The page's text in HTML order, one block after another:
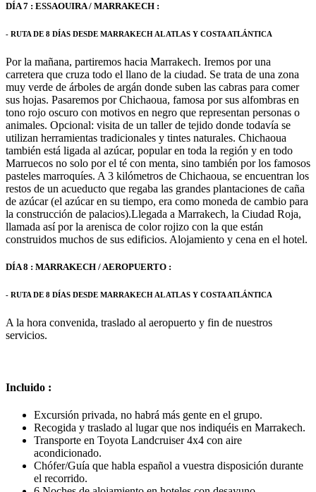
DÍA 7 : ESSAOUIRA / MARRAKECH :
- RUTA DE 8 DÍAS DESDE MARRAKECH AL ATLAS Y COSTA ATLÁNTICA
Por la mañana, partiremos hacia Marrakech. Iremos por una
carretera que cruza todo el llano de la ciudad. Se trata de una zona
muy verde de árboles de argán donde suben las cabras para comer
sus hojas. Pasaremos por Chichaoua, famosa por sus alfombras en
tono rojo oscuro con motivos en negro que representan personas o
animales. Opcional: visita de un taller de tejido donde todavía se
utilizan herramientas tradicionales y tintes naturales. Chichaoua
también está ligada al azúcar, popular en toda la región y en todo
Marruecos no solo por el té con menta, sino también por los famosos
pasteles marroquíes. A 3 kilómetros de Chichaoua, se encuentran los
restos de un acueducto que regaba las grandes plantaciones de caña
de azúcar (el azúcar en su tiempo, era como moneda de cambio para
la construcción de palacios).Llegada a Marrakech, la Ciudad Roja,
llamada así por la arenisca de color rojizo con la que están
construidos muchos de sus edificios. Alojamiento y cena en el hotel.
DÍA 8 : MARRAKECH / AEROPUERTO :
- RUTA DE 8 DÍAS DESDE MARRAKECH AL ATLAS Y COSTA ATLÁNTICA
A la hora convenida, traslado al aeropuerto y fin de nuestros
servicios.
Incluido :
Excursión privada, no habrá más gente en el grupo.
Recogida y traslado al lugar que nos indiquéis en Marrakech.
Transporte en Toyota Landcruiser 4x4 con aire
acondicionado.
Chófer/Guía que habla español a vuestra disposición durante
el recorrido.